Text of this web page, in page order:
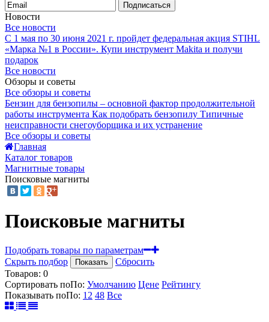
Подписаться
Новости
Все новости
С 1 мая по 30 июня 2021 г. пройдет федеральная акция STIHL
«Марка №1 в России». Купи инструмент Makita и получи
подарок
Все новости
Обзоры и советы
Все обзоры и советы
Бензин для бензопилы – основной фактор продолжительной
работы инструмента Как подобрать бензопилу Типичные
неисправности снегоуборщика и их устранение
Все обзоры и советы
Главная
Каталог товаров
Магнитные товары
Поисковые магниты
Поисковые магниты
Подобрать товары по параметрам
Скрыть подбор
Показать
Сбросить
Товаров: 0
Сортировать поПо: Умолчанию Цене Рейтингу
Показывать поПо: 12 48 Все